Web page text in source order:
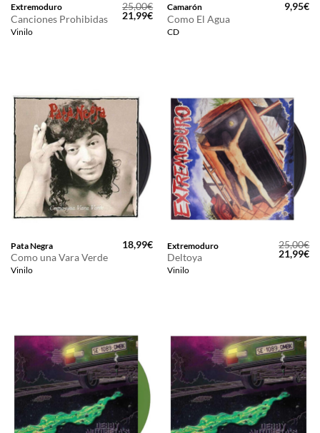
Extremoduro
Canciones Prohibidas
Vinilo
25,00€
El
precio
21,99€El
precio
actual
Camarón
Como El Agua
CD
9,95€
Pata Negra
Como una Vara Verde
Vinilo
18,99€ Extremoduro
Deltoya
Vinilo
25,00€
El
precio
21,99€El